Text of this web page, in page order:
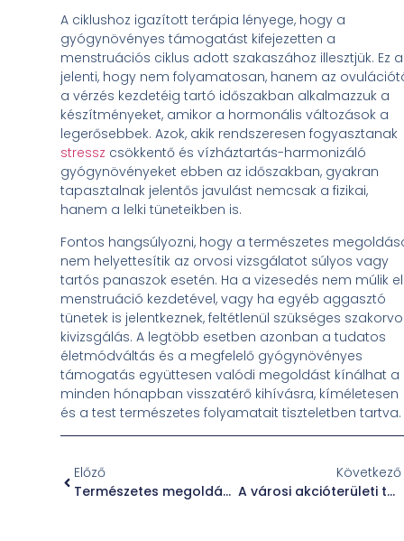
A ciklushoz igazított terápia lényege, hogy a
gyógynövényes támogatást kifejezetten a
menstruációs ciklus adott szakaszához illesztjük. Ez
jelenti, hogy nem folyamatosan, hanem az
a vérzés kezdetéig tartó időszakban alkalmazzuk a
készítményeket, amikor a hormonális változások a
legerősebbek. Azok, akik rendszeresen fogyasztanak
stressz csökkentő és vízháztartás-harmonizáló
gyógynövényeket ebben az időszakban, gyakran
tapasztalnak jelentős javulást nemcsak a fizikai,
hanem a lelki tüneteikben is.
Fontos hangsúlyozni, hogy a természetes
nem helyettesítik az orvosi vizsgálatot súlyos vagy
tartós panaszok esetén. Ha a vizesedés nem múlik
menstruáció kezdetével, vagy ha egyéb aggasztó
tünetek is jelentkeznek, feltétlenül szükséges
kivizsgálás. A legtöbb esetben azonban a tudatos
életmódváltás és a megfelelő gyógynövényes
támogatás együttesen valódi megoldást kínálhat a
minden hónapban visszatérő kihívásra, kíméletesen
és a test természetes folyamatait tiszteletben tartva.
Előző
Természetes megoldások a menopauza utáni tünetek enyhítésére
Következő
A városi akcióterületi tervezés szerepe és jelentősége a településfejlesztésben